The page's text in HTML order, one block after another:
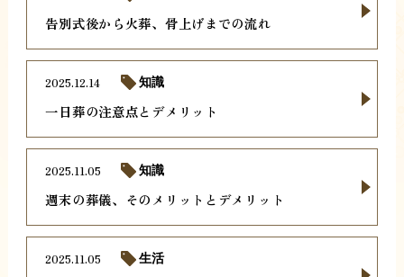
告別式後から火葬、骨上げまでの流れ
一日葬の注意点とデメリット
2025.12.14 知識
週末の葬儀、そのメリットとデメリット
2025.11.05 知識
2025.11.05 生活